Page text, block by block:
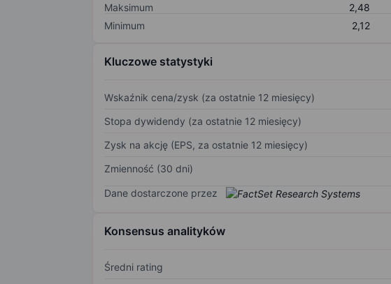
Maksimum
2,48
Minimum
2,12
Kluczowe statystyki
Wskaźnik cena/zysk (za ostatnie 12 miesięcy)
Stopa dywidendy (za ostatnie 12 miesięcy)
Zysk na akcję (EPS, za ostatnie 12 miesięcy)
Zmienność (30 dni)
Dane dostarczone przez
Konsensus analityków
Średni rating